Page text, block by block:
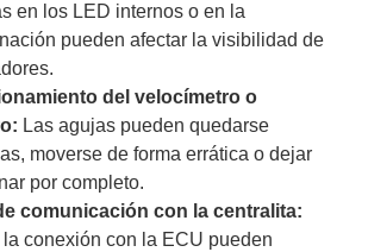
en los LED internos o en la
pueden afectar la visibilidad de
del velocímetro o
Las agujas pueden quedarse
moverse de forma errática o dejar
por completo.
comunicación con la centralita:
la conexión con la ECU pueden